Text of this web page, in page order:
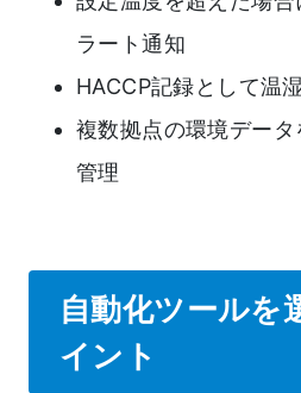
ラート通知
HACCP記録として温
複数拠点の環境デー
管理
自動化ツールを
イント